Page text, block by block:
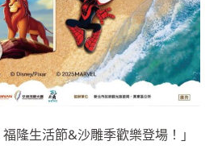
隆生活節&沙雕季歡樂登場！」